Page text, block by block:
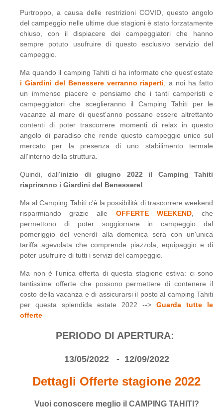
Purtroppo, a causa delle restrizioni COVID, questo angolo
del campeggio nelle ultime due stagioni è stato forzatamente
chiuso, con il dispiacere dei campeggiatori che hanno
sempre potuto usufruire di questo esclusivo servizio del
campeggio.
Ma quando il camping Tahiti ci ha informato che quest'estate
i Giardini del Benessere verranno riaperti , a noi ha fatto
un immenso piacere e pensiamo che i tanti camperisti e
campeggiatori che sceglieranno il Camping Tahiti per le
vacanze al mare di quest'anno possano essere altrettanto
contenti di poter trascorrere momenti di relax in questo
angolo di paradiso che rende questo campeggio unico sul
mercato per la presenza di uno stabilimento termale
all'interno della struttura.
Quindi, dall'inizio di giugno 2022 il Camping Tahiti
riapriranno i Giardini del Benessere!
Ma al Camping Tahiti c'è la possibilità di trascorrere weekend
risparmiando grazie alle OFFERTE WEEKEND, che
permettono di poter soggiornare in campeggio dal
pomeriggio del venerdì alla domenica sera con un'unica
tariffa agevolata che comprende piazzola, equipaggio e di
poter usufruire di tutti i servizi del campeggio.
Ma non è l'unica offerta di questa stagione estiva: ci sono
tantissime offerte che possono permettere di contenere il
costo della vacanza e di assicurarsi il posto al camping Tahiti
per questa splendida estate 2022 --> Guarda tutte le
offerte
PERIODO DI APERTURA:
13/05/2022 - 12/09/2022
Dettagli Offerte stagione 2022
Vuoi conoscere meglio il CAMPING TAHITI?